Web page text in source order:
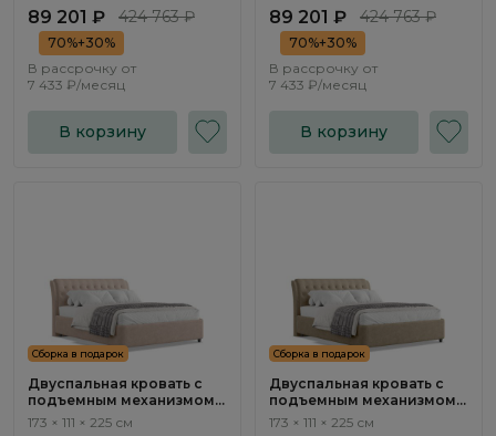
89 201 ₽ 424 763 ₽
70%+30%
В рассрочку от
7 433 ₽/месяц
В корзину
89 201 ₽ 424 763 ₽
70%+30%
В рассрочку от
7 433 ₽/месяц
В корзину
Сборка в подарок
Двуспальная кровать с
подъемным механизмом
Флорина / Florina
173 × 111 × 225 см
Сборка в подарок
Двуспальная кровать с
подъемным механизмом
Флорина / Florina
173 × 111 × 225 см